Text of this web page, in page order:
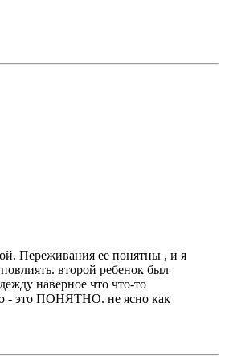
Переживания ее понятны , и я
второй ребенок был
наверное что что-то
- это ПОНЯТНО. не ясно как